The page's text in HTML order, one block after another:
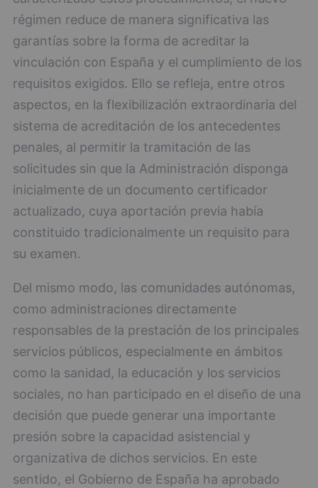
régimen reduce de manera significativa las
garantías sobre la forma de acreditar la
vinculación con España y el cumplimiento de los
requisitos exigidos. Ello se refleja, entre otros
aspectos, en la flexibilización extraordinaria del
sistema de acreditación de los antecedentes
penales, al permitir la tramitación de las
solicitudes sin que la Administración disponga
inicialmente de un documento certificador
actualizado, cuya aportación previa había
constituido tradicionalmente un requisito para
su examen.
Del mismo modo, las comunidades autónomas,
como administraciones directamente
responsables de la prestación de los principales
servicios públicos, especialmente en ámbitos
como la sanidad, la educación y los servicios
sociales, no han participado en el diseño de una
decisión que puede generar una importante
presión sobre la capacidad asistencial y
organizativa de dichos servicios. En este
sentido, el Gobierno de España ha aprobado